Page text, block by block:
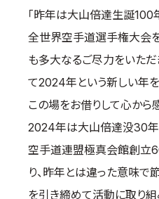
「昨年は大山倍達生誕100
全世界空手道選手権大会
も多大なるご尽力をいただ
て2024年という新しい年を
この場をお借りして心から
2024年は大山倍達没30年
空手道連盟極真会館創立
り、昨年とは違った意味で
を引き締めて活動に取り